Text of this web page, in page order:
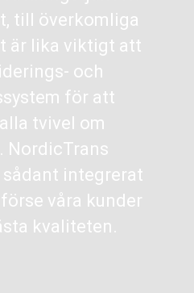
till överkomliga
är lika viktigt att
och
för att
tvivel om
NordicTrans
integrerat
våra kunder
kvaliteten.